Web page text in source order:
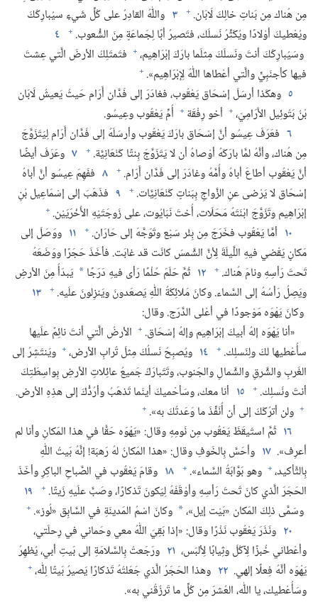
مِن هُناك مِن بَناتِ خالِكَ لَابَان.‏ + ٣ واللّٰهُ القادِرُ على كُلِّ شَيءٍ سيُبارِكُكَ
ويُعْطيكَ أوْلادًا ويُكَثِّرُ نَسلَك،‏ فتَصيرُ أبًا لِجَماعَةٍ مِنَ الشُّعوب.‏ +
٤
وسَيُبارِكُكَ أنتَ ونَسلَكَ مِثلَما بارَكَ إبْرَاهِيم،‏ + فتَمتَلِكُ الأرضَ الَّتي عِشتَ
فيها كأجنَبِيٍّ والَّتي أعْطاها اللّٰهُ لِإبْرَاهِيم».‏ +
٥ وهكَذا أرسَلَ إسْحَاق يَعْقُوب،‏ فغادَرَ إلى فَدَّان أَرَام حَيثُ يَعيشُ لَابَان
بْنُ بَتُوئِيل الأَرَامِيّ،‏ + أخو رِفْقَة + أُمِّ يَعْقُوب وعِيسُو.‏
٦ فعَرَفَ عِيسُو أنَّ إسْحَاق بارَكَ يَعْقُوب وأرسَلَهُ إلى فَدَّان أَرَام لِيَتَزَوَّجَ
مِن هُناك،‏ وأنَّهُ لمَّا بارَكَهُ أوْصاهُ أن لا يَتَزَوَّجَ بِنتًا كَنْعَانِيَّة.‏ + ٧ وعَرَفَ أيضًا
أنَّ يَعْقُوب أطاعَ أباهُ وأُمَّهُ وغادَرَ إلى فَدَّان أَرَام.‏ + ٨ ففَهِمَ عِيسُو أنَّ أباهُ
إسْحَاق لا يَرْضى عنِ الزَّواجِ بِبَناتٍ كَنْعَانِيَّات.‏ + ٩ فذَهَبَ إلى إسْمَاعِيل بْنِ
إبْرَاهِيم وتَزَوَّجَ ابْنَتَهُ مَحَلَات،‏ أُختَ نَبَايُوت،‏ على زَوجَتَيْهِ الأُخْرَيَيْن.‏ +
١٠ أمَّا يَعْقُوب فخَرَجَ مِن بِئْر سَبْع وتَوَجَّهَ إلى حَارَان.‏ + ١١ ووَصَلَ إلى
مَكانٍ يَقْضي فيهِ اللَّيلَةَ لِأنَّ الشَّمسَ كانَت قد غابَت.‏ فأخَذَ حَجَرًا ووَضَعَهُ
تَحتَ رَأسِهِ ونامَ هُناك.‏ + ١٢ ثُمَّ حَلَمَ حُلْمًا رَأى فيهِ دَرَجًا * يَبدَأُ مِنَ الأرضِ
ويَصِلُ رَأسُهُ إلى السَّماء.‏ وكانَ مَلائِكَةُ اللّٰهِ يَصعَدونَ ويَنزِلونَ علَيه.‏ +
١٣
وكانَ يَهْوَه مَوْجودًا في أعْلى الدَّرَج.‏ وقال:‏
«أنا يَهْوَه إلهُ أبيكَ إبْرَاهِيم وإلهُ إسْحَاق.‏ + الأرضُ الَّتي أنتَ نائِمٌ علَيها
سأُعْطيها لكَ ولِنَسلِك.‏ + ١٤ ويُصبِحُ نَسلُكَ مِثلَ تُرابِ الأرض،‏ + ويَنتَشِرُ إلى
الغَربِ والشَّرقِ والشَّمالِ والجَنوب،‏ وتَتَبارَكُ جَميعُ عائِلاتِ الأرضِ بِواسِطَتِكَ
أنتَ ونَسلِك.‏ + ١٥ أنا معك،‏ وسَأحْميكَ أينَما تَذهَبُ وأرُدُّكَ إلى هذِهِ الأرض.‏
+ ولن أترُكَكَ إلى أن أُنَفِّذَ ما وَعَدتُكَ به».‏ +
١٦ ثُمَّ استَيقَظَ يَعْقُوب مِن نَومِهِ وقال:‏ «يَهْوَه حَقًّا في هذا المَكانِ وأنا لم
أعرِف».‏ ١٧ وأحَسَّ بِالخَوفِ وقال:‏ «هذا المَكانُ لهُ رَهبَة!‏ إنَّهُ بَيتُ اللّٰهِ
بِالتَّأكيد،‏ + وهو بَوَّابَةُ السَّماء».‏ + ١٨ وقامَ يَعْقُوب في الصَّباحِ الباكِرِ وأخَذَ
الحَجَرَ الَّذي كانَ تَحتَ رَأسِهِ وأوْقَفَهُ لِيَكونَ تَذكارًا،‏ وصَبَّ علَيهِ زَيتًا.‏ +
١٩
وسَمَّى ذلِكَ المَكان «بَيْت إيل»،‏* وكانَ اسْمُ المَدينَةِ في السَّابِق «لُوز».‏ +
٢٠ ونَذَرَ يَعْقُوب نَذْرًا وقال:‏ «إذا بَقِيَ اللّٰهُ معي وحَماني في رِحلَتي،‏
وأعْطاني خُبزًا لِآكُلَ وثِيابًا لِألبَس،‏ ٢١ ورَجَعتُ بِالسَّلامَةِ إلى بَيتِ أبي،‏ يُظهِرُ
يَهْوَه أنَّهُ فِعلًا إلهي.‏ ٢٢ وهذا الحَجَرُ الَّذي جَعَلتُهُ تَذكارًا يَصيرُ بَيتًا لِلّٰه،‏ +
وسَأُعْطيك،‏ يا اللّٰه،‏ العُشرَ مِن كُلِّ ما تَرزُقُني به».‏